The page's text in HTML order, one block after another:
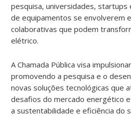
pesquisa, universidades, startups
de equipamentos se envolverem
colaborativas que podem
elétrico.
A Chamada Pública visa
promovendo a pesquisa e o
novas soluções tecnológicas que
desafios do mercado energético
a sustentabilidade e eficiência do